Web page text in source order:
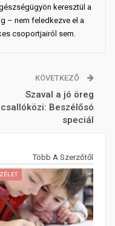
keresztül a
– nem feledkezve el a
csoportjairól sem.
KÖVETKEZŐ
Szaval a jó öreg
csallóközi: Beszélősó
speciál
Több A Szerzőtől